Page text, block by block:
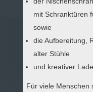
mit Schranktüren
sowie
die Aufbereitung,
alter Stühle
und kreativer
Für viele Menschen